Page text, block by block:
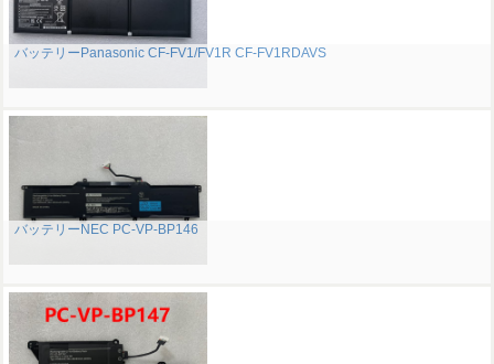
バッテリーPanasonic CF-FV1/FV1R CF-FV1RDAVS
バッテリーNEC PC-VP-BP146